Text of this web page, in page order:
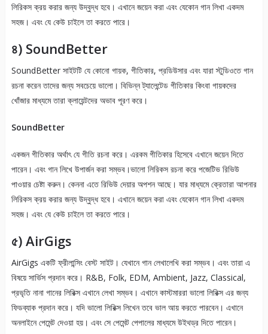
লিরিকস ক্রয় করার জন্য উদ্বুদ্ধ হবে। এখানে জয়েন করা এবং যেকোন গান লিখা একদম
সহজ। এবং যে কেউ চাইলে তা করতে পারে।
৪) SoundBetter
SoundBetter সাইটটি যে কোনো গায়ক, গীতিকার, প্রডিউসার এবং যারা স্টুডিওতে গান
রচনা করেন তাদের জন্য সবচেয়ে ভালো। বিভিন্ন ট্যালেন্টেড গীতিকার কিংবা গায়কদের
খোঁজার মাধ্যমে তারা ক্লায়েন্টদের অভাব পূরণ করে।
SoundBetter
একজন গীতিকার অর্থাৎ যে গীতি রচনা করে। এরকম গীতিকার হিসেবে এখানে জয়েন দিতে
পারেন। এবং গান লিখে উপার্জন করা সম্ভব।ভালো লিরিকস রচনা করে পজেটিভ রিভিউ
পাওয়ার চেষ্টা করুন। কেননা এতে রিভিউ দেয়ার অপশন আছে। যার মাধ্যমে ক্রেতারা আপনার
লিরিকস ক্রয় করার জন্য উদ্বুদ্ধ হবে। এখানে জয়েন করা এবং যেকোন গান লিখা একদম
সহজ। এবং যে কেউ চাইলে তা করতে পারে।
৫) AirGigs
AirGigs একটি ফ্রীলান্সিং বেস্ট সাইট। যেখানে গান লেখালেখি করা সম্ভব। এবং তারা এ
বিষয়ে সার্ভিস প্রদান করে। R&B, Folk, EDM, Ambient, Jazz, Classical,
প্রভৃতি নানা গানের লিরিক্স এখানে লেখা সম্ভব। এখানে কাস্টমাররা ভালো লিরিক্স এর জন্য
ফিডব্যাক প্রদান করে। যদি ভালো লিরিক্স লিখেন তবে ভাল আয় করতে পারবেন। এখানে
অনলাইনে পেমেন্ট দেওয়া হয়। এবং সে পেমেন্ট পেপালের মাধ্যমে উইথড্র দিতে পারেন।